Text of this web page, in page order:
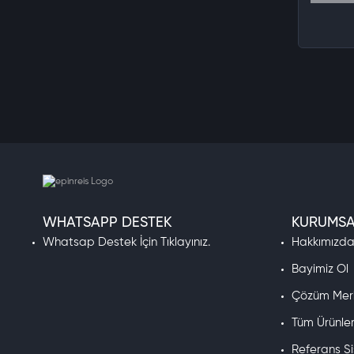
WHATSAPP DESTEK
Whatsap Destek İçin Tıklayınız. Hakkımızda
Bayimiz Ol
Çözüm
Tüm Ürünler
Referans